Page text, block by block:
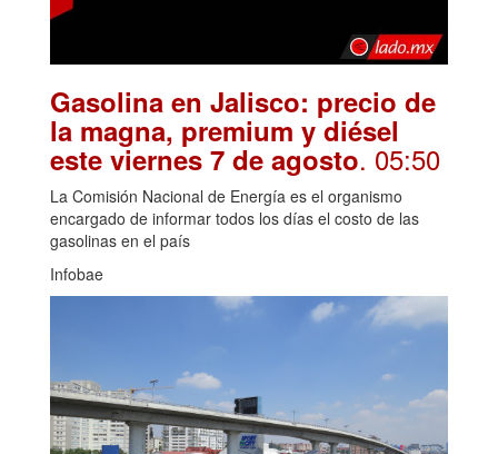
Gasolina en Jalisco: precio de
la magna, premium y diésel
este viernes 7 de agosto. 05:50
La Comisión Nacional de Energía es el organismo
encargado de informar todos los días el costo de las
gasolinas en el país
Infobae